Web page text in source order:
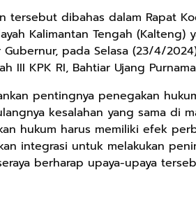
tersebut dibahas dalam Rapat
Kalimantan Tengah (Kalteng)
Gubernur, pada Selasa (23/4/
III KPK RI, Bahtiar Ujang
pentingnya penegakan
kesalahan yang sama di
hukum harus memiliki efek
integrasi untuk melakukan
berharap upaya-upaya